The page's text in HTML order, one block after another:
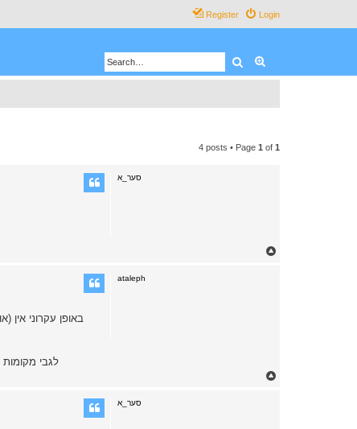
Login
Register
Search
4 posts • Page 1 of 1
סער_א
ataleph
לגבי מקומות
סער_א